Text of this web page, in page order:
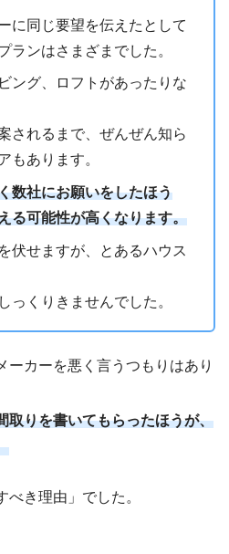
に同じ要望を伝えたとして
ランはさまざまでした。
ング、ロフトがあったりな
されるまで、ぜんぜん知ら
もあります。
数社にお願いをしたほう
る可能性が高くなります。
伏せますが、とあるハウス
っくりきませんでした。
ーカーを悪く言うつもりはあり
取りを書いてもらったほうが、
べき理由」でした。